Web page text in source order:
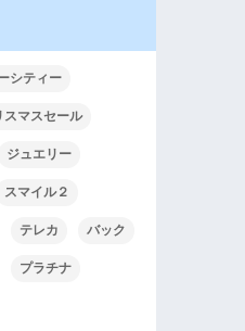
シティー
スマスセール
ジュエリー
スマイル２
テレカ バック
プラチナ